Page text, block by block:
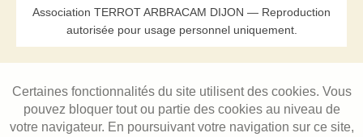
Association TERROT ARBRACAM DIJON — Reproduction
autorisée pour usage personnel uniquement.
Certaines fonctionnalités du site utilisent des cookies. Vous
pouvez bloquer tout ou partie des cookies au niveau de
votre navigateur. En poursuivant votre navigation sur ce site,